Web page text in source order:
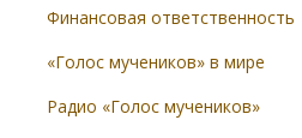
Финансовая ответственность
«Голос мучеников» в мире
Радио «Голос мучеников»